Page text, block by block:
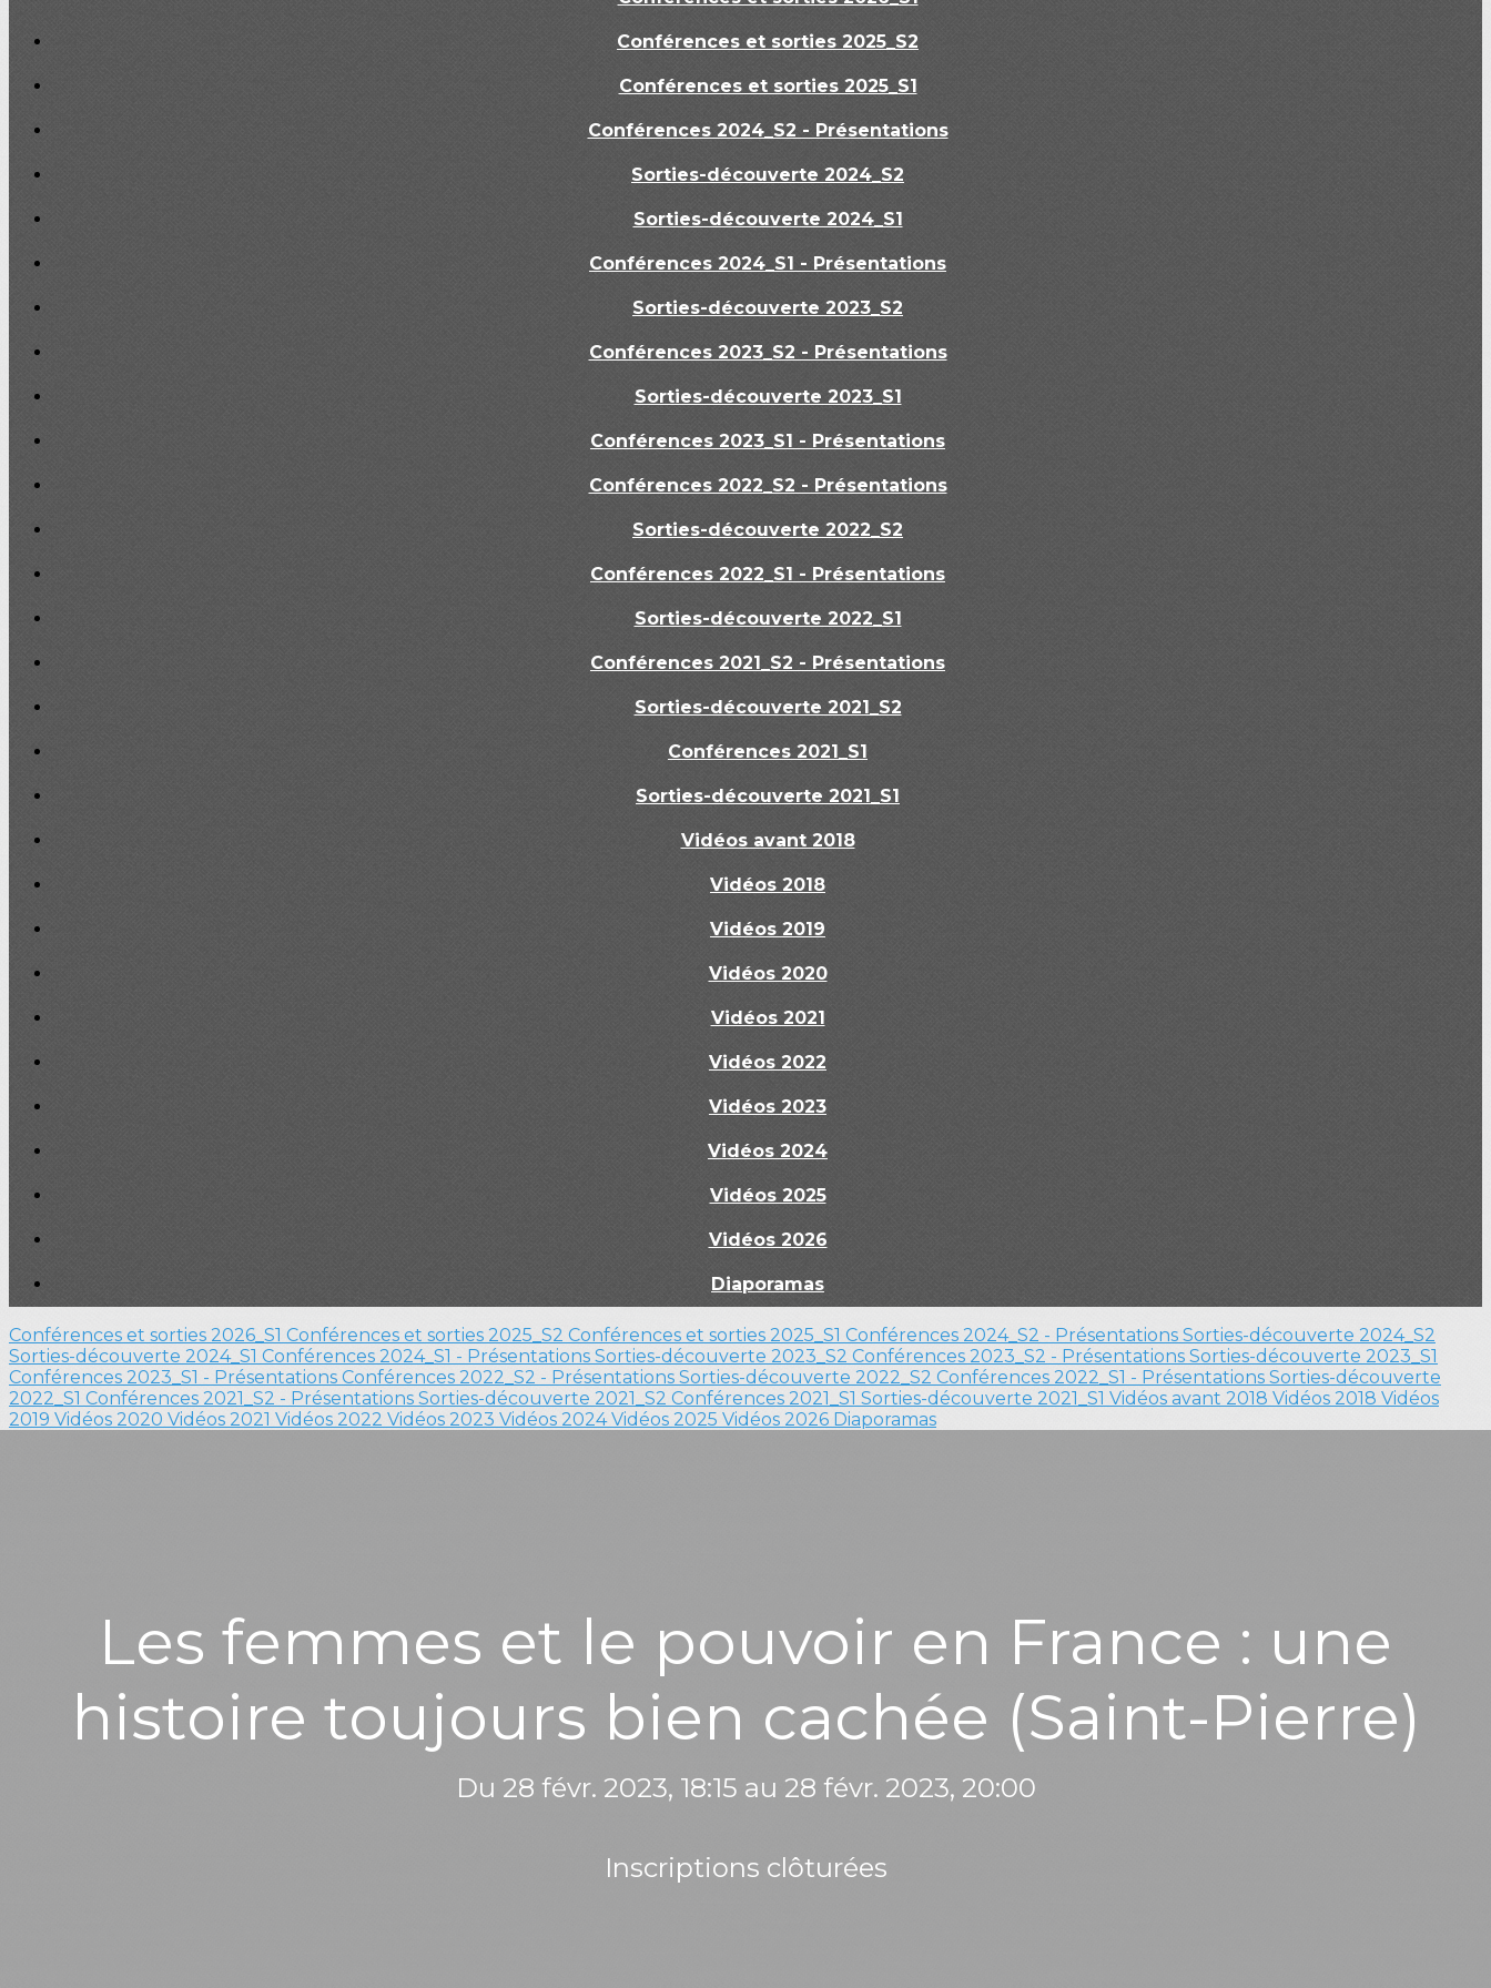
Conférences et sorties 2025_S2
Conférences et sorties 2025_S1
Conférences 2024_S2 - Présentations
Sorties-découverte 2024_S2
Sorties-découverte 2024_S1
Conférences 2024_S1 - Présentations
Sorties-découverte 2023_S2
Conférences 2023_S2 - Présentations
Sorties-découverte 2023_S1
Conférences 2023_S1 - Présentations
Conférences 2022_S2 - Présentations
Sorties-découverte 2022_S2
Conférences 2022_S1 - Présentations
Sorties-découverte 2022_S1
Conférences 2021_S2 - Présentations
Sorties-découverte 2021_S2
Conférences 2021_S1
Sorties-découverte 2021_S1
Vidéos avant 2018
Vidéos 2018
Vidéos 2019
Vidéos 2020
Vidéos 2021
Vidéos 2022
Vidéos 2023
Vidéos 2024
Vidéos 2025
Vidéos 2026
Diaporamas
Conférences et sorties 2026_S1 Conférences et sorties 2025_S2 Conférences et sorties 2025_S1 Conférences 2024_S2 - Présentations Sorties-découverte 2024_S2
Sorties-découverte 2024_S1 Conférences 2024_S1 - Présentations Sorties-découverte 2023_S2 Conférences 2023_S2 - Présentations Sorties-découverte 2023_S1
Conférences 2023_S1 - Présentations Conférences 2022_S2 - Présentations Sorties-découverte 2022_S2 Conférences 2022_S1 - Présentations Sorties-découverte
2022_S1 Conférences 2021_S2 - Présentations Sorties-découverte 2021_S2 Conférences 2021_S1 Sorties-découverte 2021_S1 Vidéos avant 2018 Vidéos 2018 Vidéos
2019 Vidéos 2020 Vidéos 2021 Vidéos 2022 Vidéos 2023 Vidéos 2024Vidéos 2025 Vidéos 2026 Diaporamas
Les femmes et le pouvoir en France : une
histoire toujours bien cachée (Saint-Pierre)
Du 28 févr. 2023, 18:15 au 28 févr. 2023, 20:00
Inscriptions clôturées